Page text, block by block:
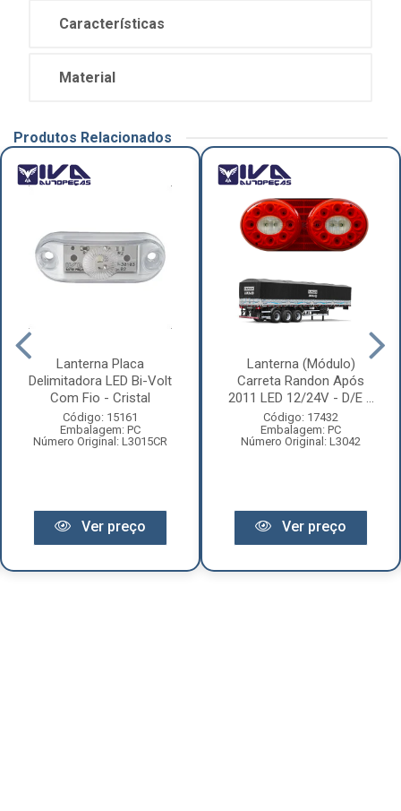
Características
Material
Produtos Relacionados
Lanterna Placa
Delimitadora LED Bi-Volt
Com Fio - Cristal
Código: 15161
Embalagem: PC
Número Original: L3015CR
Ver preço
Lanterna (Módulo)
Carreta Randon Após
2011 LED 12/24V - D/E ...
Código: 17432
Embalagem: PC
Número Original: L3042
Ver preço